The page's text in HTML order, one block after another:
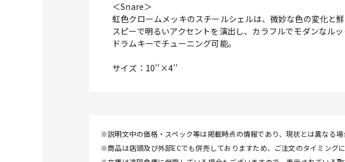
＜Snare＞
虹色クロームメッキのスチールシェルは、微妙な色の変化と
スピーで明るいアクセントを演出し、カラフルでモダンなルッ
ドラムキーでチューニング可能。
サイズ：10''×4''
※説明文中の価格・スペック等は掲載時点の情報であり、現状とは異なる場
※商品は店頭及び外部ECでも併売しておりますため、ご注文のタイミング